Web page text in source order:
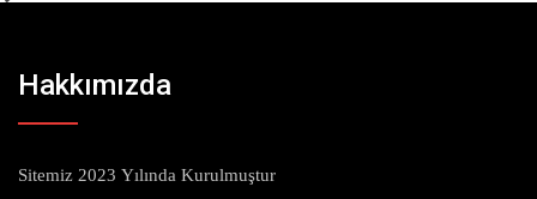
Hakkımızda
Sitemiz 2023 Yılında Kurulmuştur